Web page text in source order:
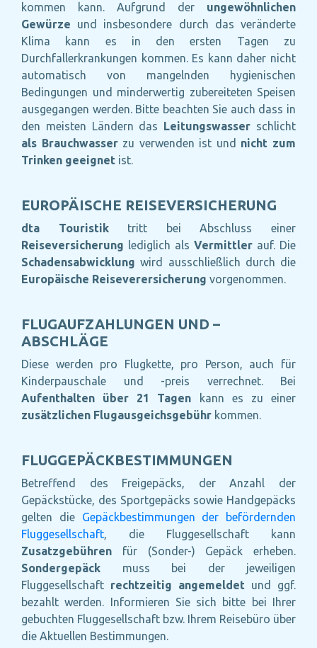
kommen kann. Aufgrund der ungewöhnlichen
Gewürze und insbesondere durch das veränderte
Klima kann es in den ersten Tagen zu
Durchfallerkrankungen kommen. Es kann daher nicht
automatisch von mangelnden hygienischen
Bedingungen und minderwertig zubereiteten Speisen
ausgegangen werden. Bitte beachten Sie auch dass in
den meisten Ländern das Leitungswasser schlicht
als Brauchwasserzu verwenden ist und nicht zum
Trinken geeignet ist.
EUROPÄISCHE REISEVERSICHERUNG
dta Touristiktritt bei Abschluss einer
Reiseversicherung lediglich als Vermittler auf. Die
Schadensabwicklung wird ausschließlich durch die
Europäische Reiseverersicherung vorgenommen.
FLUGAUFZAHLUNGEN UND –
ABSCHLÄGE
Diese werden pro Flugkette, pro Person, auch für
Kinderpauschale und -preis verrechnet. Bei
Aufenthalten über 21 Tagen kann es zu einer
zusätzlichen Flugausgeichsgebühr kommen.
FLUGGEPÄCKBESTIMMUNGEN
Betreffend des Freigepäcks, der Anzahl der
Gepäckstücke, des Sportgepäcks sowie Handgepäcks
gelten die Gepäckbestimmungen der befördernden
Fluggesellschaft, die Fluggesellschaft kann
Zusatzgebühren für (Sonder-) Gepäck erheben.
Sondergepäck muss bei der jeweiligen
Fluggesellschaft rechtzeitig angemeldet und ggf.
bezahlt werden. Informieren Sie sich bitte bei Ihrer
gebuchten Fluggesellschaft bzw. Ihrem Reisebüro über
die Aktuellen Bestimmungen.